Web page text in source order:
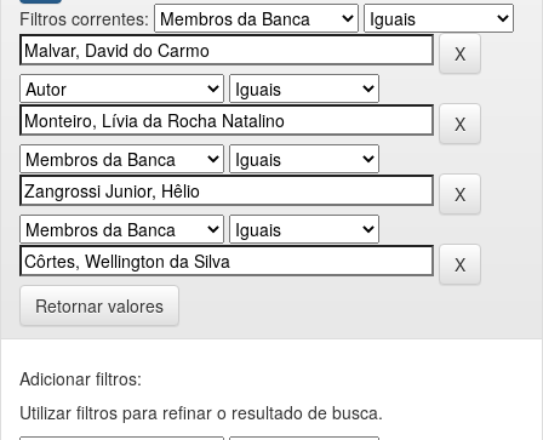
Filtros correntes:
Retornar valores
Adicionar filtros:
Utilizar filtros para refinar o resultado de busca.